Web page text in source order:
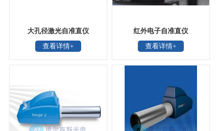
大孔径激光自准直仪
查看详情+
红外电子自准直仪
查看详情+